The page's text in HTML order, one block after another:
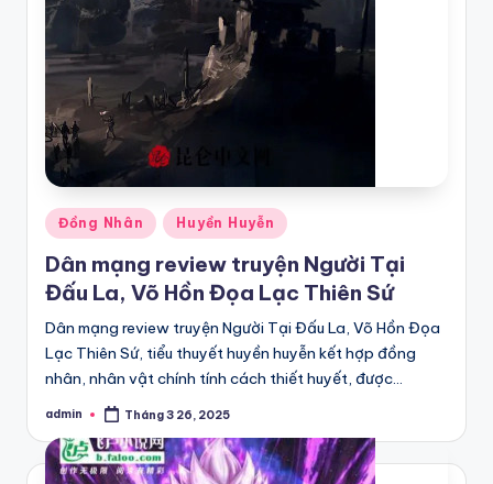
Posted
in
Đồng Nhân Huyền Huyễn
Dân mạng review truyện Người Tại
Đấu La, Võ Hồn Đọa Lạc Thiên Sứ
Dân mạng review truyện Người Tại Đấu La, Võ Hồn Đọa
Lạc Thiên Sứ, tiểu thuyết huyền huyễn kết hợp đồng
nhân, nhân vật chính tính cách thiết huyết, được…
Posted
admin Tháng 3 26, 2025